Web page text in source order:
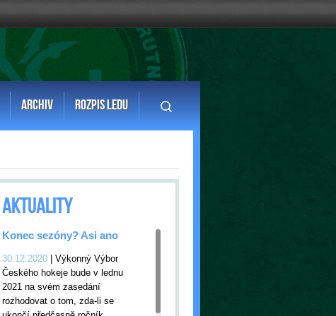
ARCHIV ROZPIS LEDU
AKTUALITY
Konec sezóny? Asi ano
30.12.2020 | Výkonný Výbor
Českého hokeje bude v lednu
2021 na svém zasedání
rozhodovat o tom, zda-li se